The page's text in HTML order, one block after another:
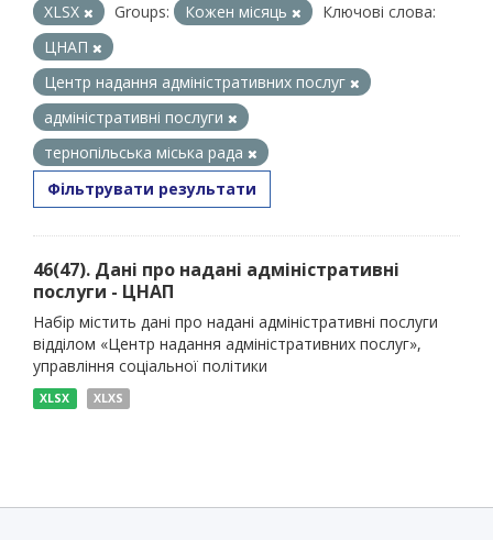
XLSX
Groups: Кожен місяць
Ключові слова:
ЦНАП
Центр надання адміністративних послуг
адміністративні послуги
тернопільська міська рада
Фільтрувати результати
46(47). Дані про надані адміністративні
послуги - ЦНАП
Набір містить дані про надані адміністративні послуги
відділом «Центр надання адміністративних послуг»,
управління соціальної політики
XLSX XLXS